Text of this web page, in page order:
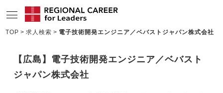
TOP 求人検索 電子技術開発エンジニア／ベバストジャパン株式会社
【広島】電子技術開発エンジニア／ベバスト
ジャパン株式会社